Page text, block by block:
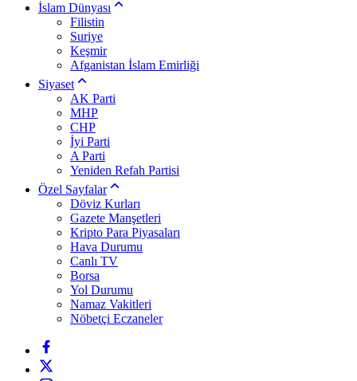
İslam Dünyası
Filistin
Suriye
Keşmir
Afganistan İslam Emirliği
Siyaset
AK Parti
MHP
CHP
İyi Parti
A Parti
Yeniden Refah Partisi
Özel Sayfalar
Döviz Kurları
Gazete Manşetleri
Kripto Para Piyasaları
Hava Durumu
Canlı TV
Borsa
Yol Durumu
Namaz Vakitleri
Nöbetçi Eczaneler